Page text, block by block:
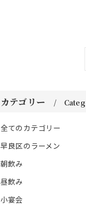
カテゴリー
全てのカテゴリー
早良区のラーメン
朝飲み
昼飲み
小宴会